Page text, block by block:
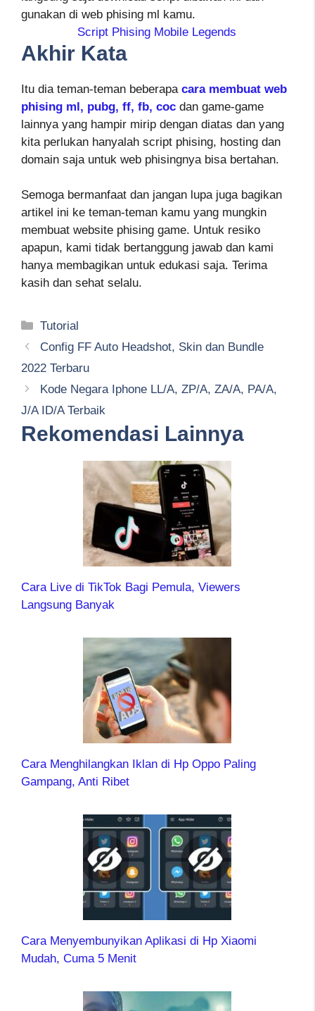
gunakan di web phising ml kamu.
Script Phising Mobile Legends
Akhir Kata
Itu dia teman-teman beberapa cara membuat web
phising ml, pubg, ff, fb, coc dan game-game
lainnya yang hampir mirip dengan diatas dan yang
kita perlukan hanyalah script phising, hosting dan
domain saja untuk web phisingnya bisa bertahan.
Semoga bermanfaat dan jangan lupa juga bagikan
artikel ini ke teman-teman kamu yang mungkin
membuat website phising game. Untuk resiko
apapun, kami tidak bertanggung jawab dan kami
hanya membagikan untuk edukasi saja. Terima
kasih dan sehat selalu.
Kategori
Tutorial
Config FF Auto Headshot, Skin dan Bundle
2022 Terbaru
Kode Negara Iphone LL/A, ZP/A, ZA/A, PA/A,
J/A ID/A Terbaik
Rekomendasi Lainnya
Cara Live di TikTok Bagi Pemula, Viewers
Langsung Banyak
Cara Menghilangkan Iklan di Hp Oppo Paling
Gampang, Anti Ribet
Cara Menyembunyikan Aplikasi di Hp Xiaomi
Mudah, Cuma 5 Menit